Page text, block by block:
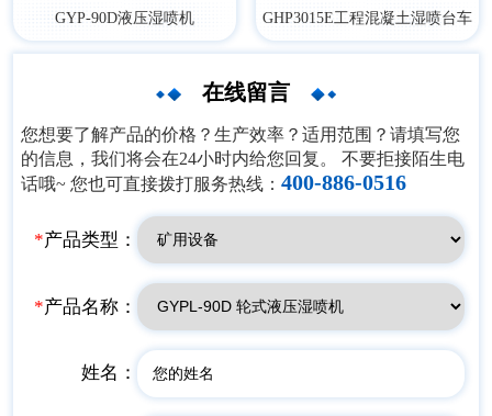
GYP-90D液压湿喷机 ​GHP3015E工程混凝土湿喷台车
在线留言
您想要了解产品的价格？生产效率？适用范围？请填写您
的信息，我们将会在24小时内给您回复。 不要拒接陌生电
话哦~ 您也可直接拨打服务热线：400-886-0516
*产品类型：
*产品名称：
姓名：